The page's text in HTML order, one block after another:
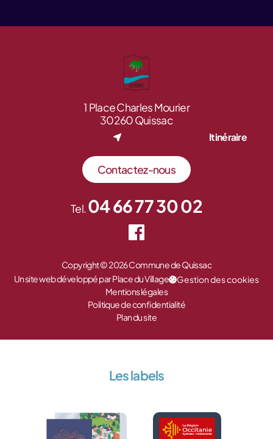
1 Place Charles Mourier
30260 Quissac
Itinéraire
Contactez-nous
Tel.04 66 77 30 02
Copyright © 2026 Commune de Quissac
Un site web développé par Place du Village
Gestion des cookies
Mentions légales
Politique de confidentialité
Plan du site
Les labels